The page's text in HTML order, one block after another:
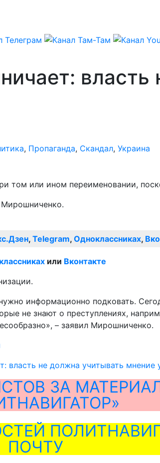
, Пропаганда, Скандал, Украина
том или ином переименовании,
Мирошниченко.
, Telegram, Одноклассниках,
или Вконтакте
информационно подковать.
не знают о преступлениях,
– заявил Мирошниченко.
власть не должна учитывать мнение
ЗА
ПОЧТУ